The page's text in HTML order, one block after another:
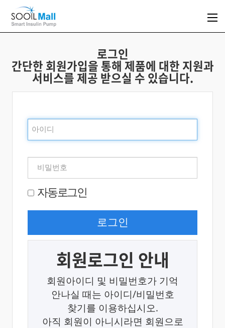
로그인
간단한 회원가입을 통해 제품에 대한 지원과
서비스를 제공 받으실 수 있습니다.
자동로그인
로그인
회원로그인 안내
회원아이디 및 비밀번호가 기억
안나실 때는 아이디/비밀번호
찾기를 이용하십시오.
아직 회원이 아니시라면 회원으로